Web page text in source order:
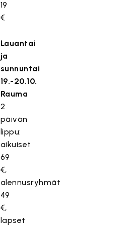
19
€
Lauantai
ja
sunnuntai
19.-20.10.
Rauma
2
päivän
lippu:
aikuiset
69
€,
alennusryhmät
49
€,
lapset